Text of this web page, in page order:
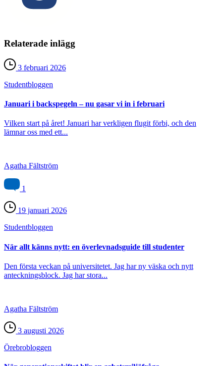
Relaterade inlägg
3 februari 2026
Student­bloggen
Januari i backspegeln – nu gasar vi in i februari
Vilken start på året! Januari har verkligen flugit förbi, och den
lämnar oss med ett...
Agatha Fältström
1
19 januari 2026
Student­bloggen
När allt känns nytt: en överlevnadsguide till studenter
Den första veckan på universitetet. Jag har ny väska och nytt
anteckningsblock. Jag har stora...
Agatha Fältström
3 augusti 2026
Örebro­bloggen